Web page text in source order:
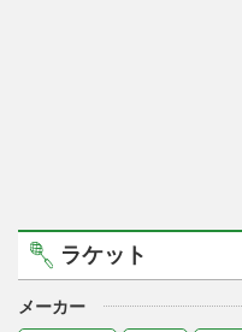
ラケット
メーカー